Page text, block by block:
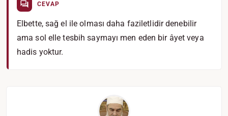
CEVAP
Elbette, sağ el ile olması daha faziletlidir denebilir
ama sol elle tesbih saymayı men eden bir âyet veya
hadis yoktur.